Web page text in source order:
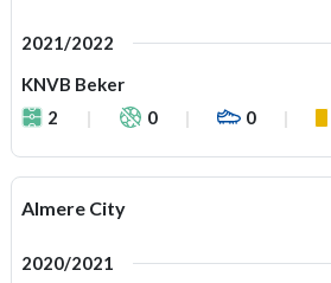
2021/2022
KNVB Beker
2
0 0
Almere City
2020/2021